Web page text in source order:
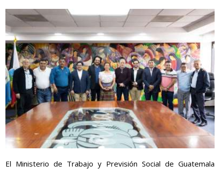
El Ministerio de Trabajo y Previsión Social de Guatemala